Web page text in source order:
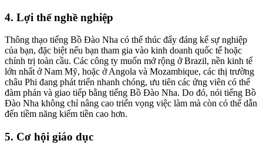
4. Lợi thế nghề nghiệp
Thông thạo tiếng Bồ Đào Nha có thể thúc đẩy đáng kể sự nghiệp
của bạn, đặc biệt nếu bạn tham gia vào kinh doanh quốc tế hoặc
chính trị toàn cầu. Các công ty muốn mở rộng ở Brazil, nền kinh tế
lớn nhất ở Nam Mỹ, hoặc ở Angola và Mozambique, các thị trường
châu Phi đang phát triển nhanh chóng, ưu tiên các ứng viên có thể
đàm phán và giao tiếp bằng tiếng Bồ Đào Nha. Do đó, nói tiếng Bồ
Đào Nha không chỉ nâng cao triển vọng việc làm mà còn có thể dẫn
đến tiềm năng kiếm tiền cao hơn.
5. Cơ hội giáo dục